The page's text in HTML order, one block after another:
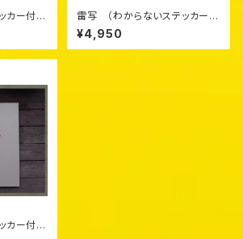
カー付）
雷写 （わからないステッカー付
き）
¥4,950
カー付）